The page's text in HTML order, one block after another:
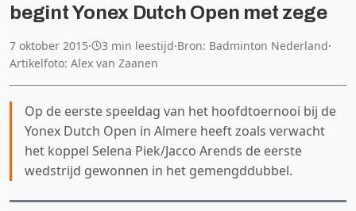
begint Yonex Dutch Open met zege
7 oktober 2015· 3 min leestijd·Bron: Badminton Nederland·
Artikelfoto: Alex van Zaanen
Op de eerste speeldag van het hoofdtoernooi bij de
Yonex Dutch Open in Almere heeft zoals verwacht
het koppel Selena Piek/Jacco Arends de eerste
wedstrijd gewonnen in het gemengddubbel.